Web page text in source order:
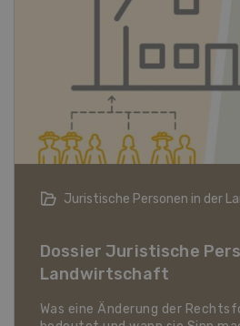
Bio-Artikel
Dossier Bio-Artikel